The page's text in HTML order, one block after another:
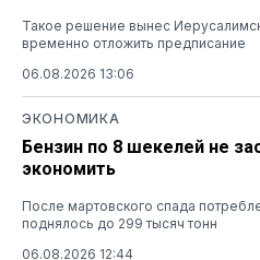
Такое решение вынес
временно отложить предписание
06.08.2026 13:06
ЭКОНОМИКА
Бензин по 8 шекелей не
экономить
После мартовского спада
поднялось до 299 тысяч тонн
06.08.2026 12:44